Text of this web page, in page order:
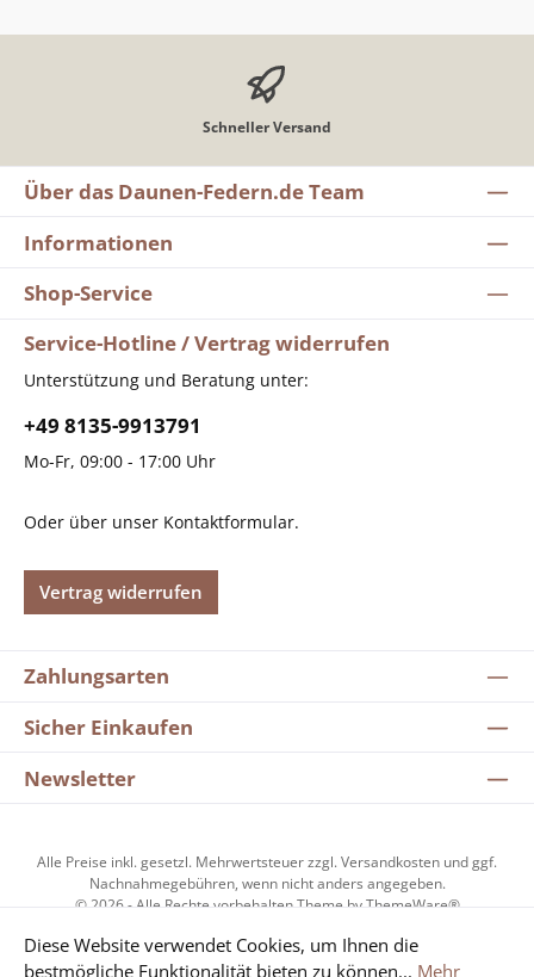
Schneller Versand
Über das Daunen-Federn.de Team
Informationen
Shop-Service
Service-Hotline / Vertrag widerrufen
Unterstützung und Beratung unter:
+49 8135-9913791
Mo-Fr, 09:00 - 17:00 Uhr
Oder über unser Kontaktformular.
Vertrag widerrufen
Zahlungsarten
Sicher Einkaufen
Newsletter
Alle Preise inkl. gesetzl. Mehrwertsteuer zzgl.Versandkosten und ggf.
Nachnahmegebühren, wenn nicht anders angegeben.
© 2026 - Alle Rechte vorbehalten Theme byThemeWare®
Diese Website verwendet Cookies, um Ihnen die
bestmögliche Funktionalität bieten zu können... Mehr